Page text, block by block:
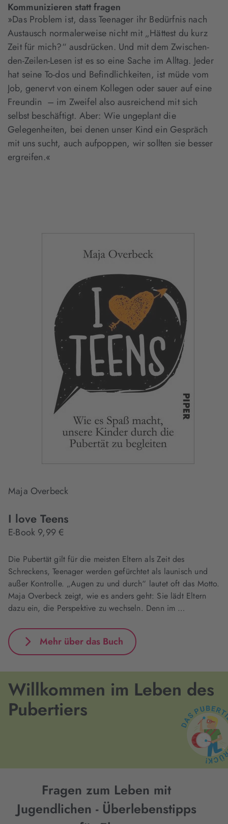
Kommunizieren statt fragen
»Das Problem ist, dass Teenager ihr Bedürfnis nach
Austausch normalerweise nicht mit „Hättest du kurz
Zeit für mich?“ ausdrücken. Und mit dem Zwischen-
den-Zeilen-Lesen ist es so eine Sache im Alltag. Jeder
hat seine To-dos und Befindlichkeiten, ist müde vom
Job, genervt von einem Kollegen oder sauer auf eine
Freundin – im Zweifel also ausreichend mit sich
selbst beschäftigt. Aber: Wie ungeplant die
Gelegenheiten, bei denen unser Kind ein Gespräch
mit uns sucht, auch aufpoppen, wir sollten sie besser
ergreifen.«
Maja Overbeck
I love Teens
E-Book 9,99 €
Die Pubertät gilt für die meisten Eltern als Zeit des
Schreckens, Teenager werden gefürchtet als launisch und
außer Kontrolle. „Augen zu und durch“ lautet oft das Motto.
Maja Overbeck zeigt, wie es anders geht: Sie lädt Eltern
dazu ein, die Perspektive zu wechseln. Denn im …
Mehr über das Buch
Willkommen im Leben des
Pubertiers
Fragen zum Leben mit
Jugendlichen - Überlebenstipps